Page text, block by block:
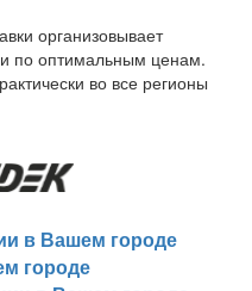
организовывает
по оптимальным ценам.
во все регионы